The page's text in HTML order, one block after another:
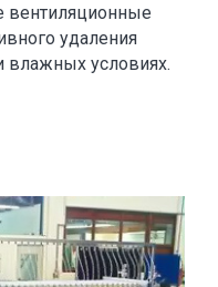
вентиляционные
удаления
влажных условиях.